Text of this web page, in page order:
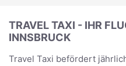
TRAVEL TAXI - IHR
INNSBRUCK
Travel Taxi befördert